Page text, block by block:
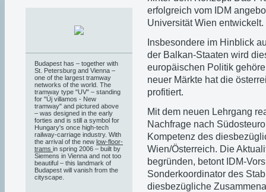
erfolgreich vom IDM
Universität Wien entwickelt.
Insbesondere im Hinblick
der Balkan-Staaten wird
europäischen Politik
neuer Märkte hat die
profitiert.
Mit dem neuen Lehrgang
Nachfrage nach
Kompetenz des
Wien/Österreich. Die
begründen, betont IDM-
Sonderkoordinator des
diesbezügliche
Budapest has – together with
St. Petersburg and Vienna –
one of the largest tramway
networks of the world. The
tramway type "UV" – standing
for "Új villamos - New
tramway" and pictured above
– was designed in the early
forties and is still a symbol for
Hungary's once high-tech
railway-carriage industry. With
the arrival of the new low-floor-
trams in spring 2006 – built by
Siemens in Vienna and not too
beautiful – this landmark of
Budapest will vanish from the
cityscape.